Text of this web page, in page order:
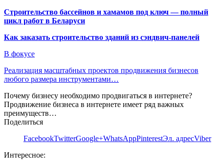
Строительство бассейнов и хамамов под ключ — полный
цикл работ в Беларуси
Как заказать строительство зданий из сэндвич-панелей
В фокусе
Реализация масштабных проектов продвижения бизнесов
любого размера инструментами…
Почему бизнесу необходимо продвигаться в интернете?
Продвижение бизнеса в интернете имеет ряд важных
преимуществ…
Поделиться
FacebookTwitterGoogle+WhatsAppPinterestЭл. адресViber
Интересное: